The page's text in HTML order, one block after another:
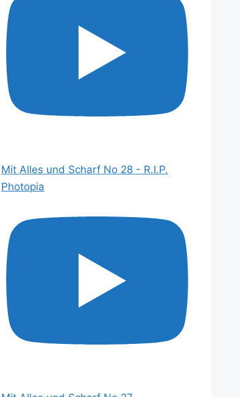
Mit Alles und Scharf No 28 - R.I.P.
Photopia